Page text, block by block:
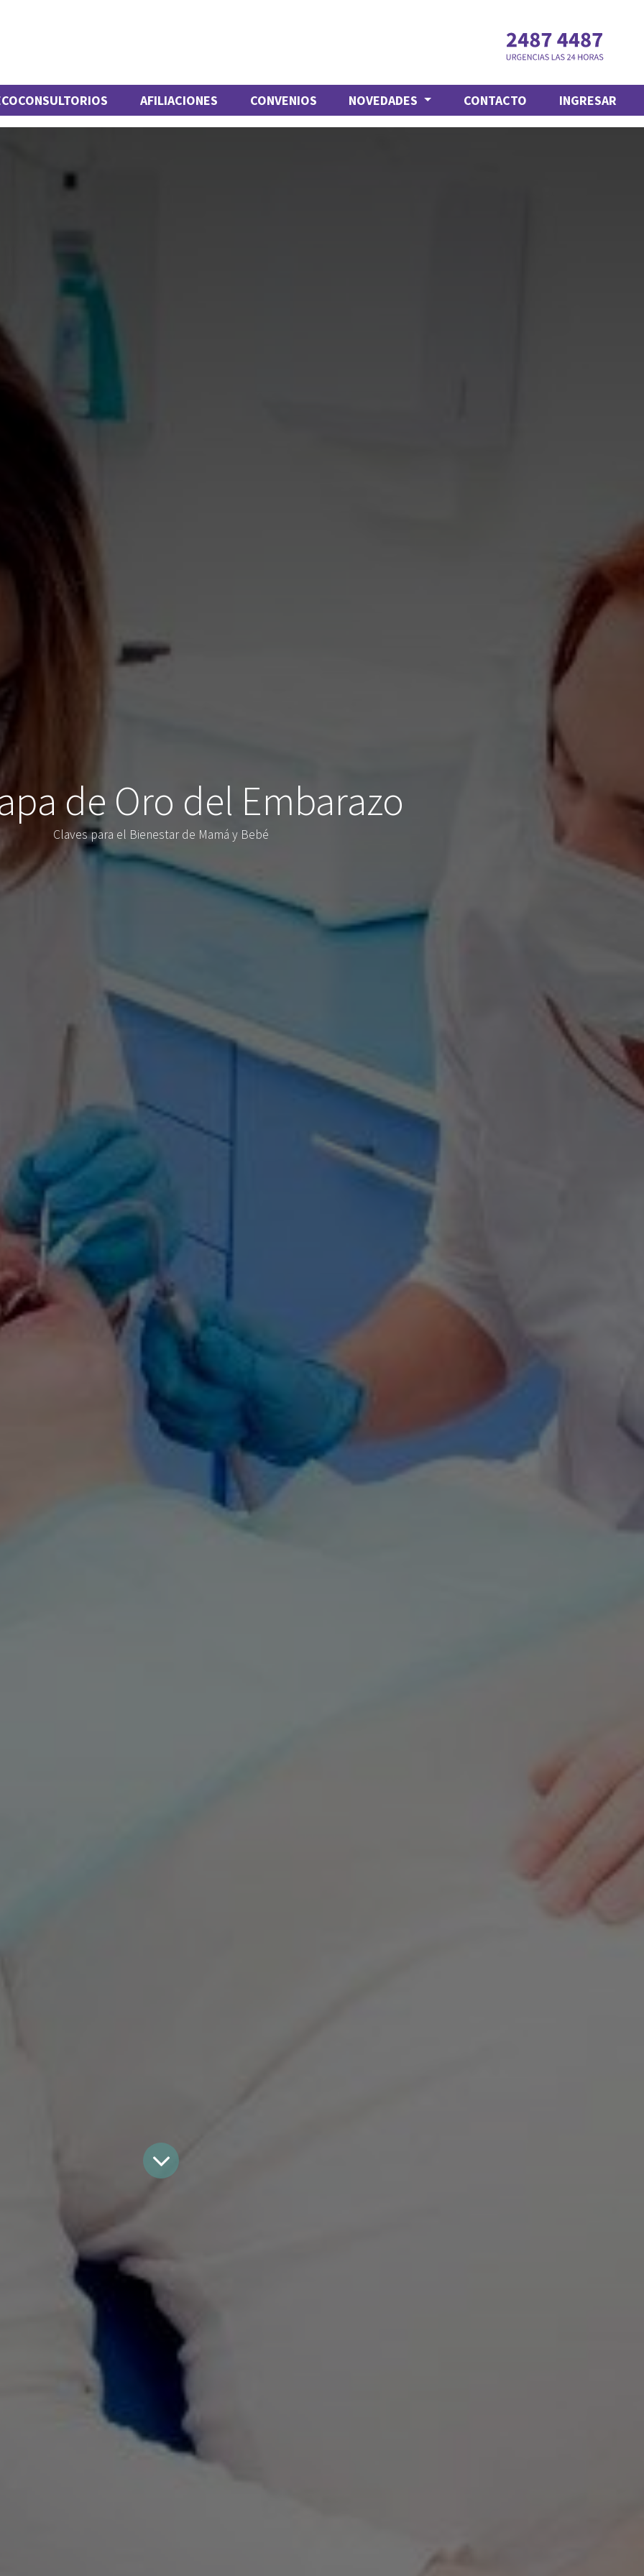
AFILIACIONES CONVENIOS NOVEDADES CONTACTO INGRESAR
de Oro del Embarazo
Claves para el Bienestar de Mamá y Bebé